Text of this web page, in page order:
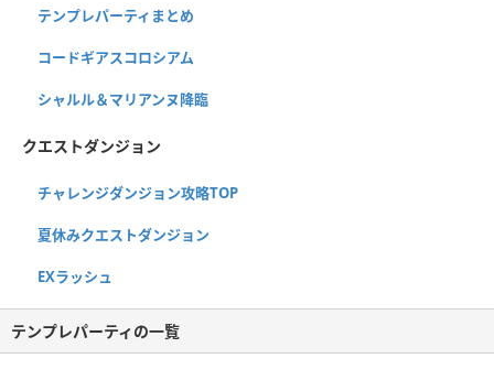
テンプレパーティまとめ
コードギアスコロシアム
シャルル＆マリアンヌ降臨
クエストダンジョン
チャレンジダンジョン攻略TOP
夏休みクエストダンジョン
EXラッシュ
テンプレパーティの一覧